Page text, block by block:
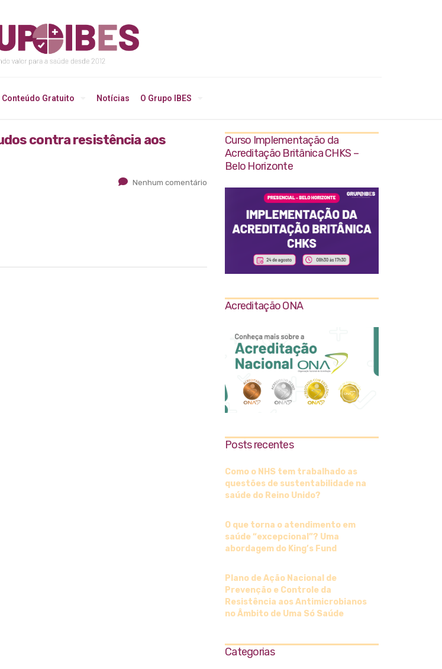
Conteúdo Gratuito Notícias O Grupo IBES
contra resistência aos
Nenhum comentário
Curso Implementação da
Acreditação Britânica CHKS –
Belo Horizonte
Acreditação ONA
Posts recentes
Como o NHS tem trabalhado as
questões de sustentabilidade na
saúde do Reino Unido?
O que torna o atendimento em
saúde “excepcional”? Uma
abordagem do King’s Fund
Plano de Ação Nacional de
Prevenção e Controle da
Resistência aos Antimicrobianos
no Âmbito de Uma Só Saúde
Categorias